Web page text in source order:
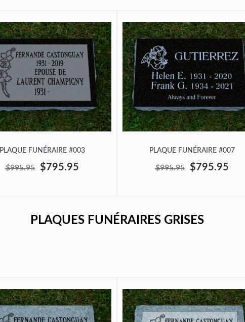
PLAQUE FUNÉRAIRE #003
$995.95 $795.95
PLAQUE FUNÉRAIRE #007
$995.95 $795.95
PLAQUES FUNÉRAIRES GRISES